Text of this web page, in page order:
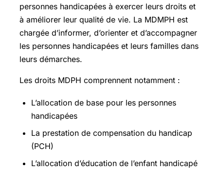
personnes handicapées à exercer leurs droits et
à améliorer leur qualité de vie. La MDMPH est
chargée d’informer, d’orienter et d’accompagner
les personnes handicapées et leurs familles dans
leurs démarches.
Les droits MDPH comprennent notamment :
L’allocation de base pour les personnes
handicapées
La prestation de compensation du handicap
(PCH)
L’allocation d’éducation de l’enfant handicapé